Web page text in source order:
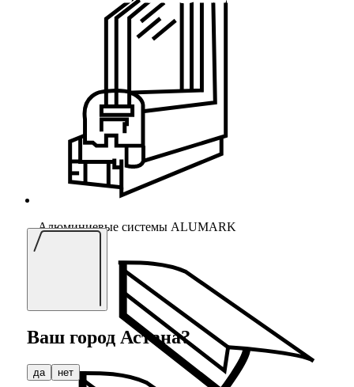
Алюминиевые системы ALUMARK
Ваш город Астана?
да нет